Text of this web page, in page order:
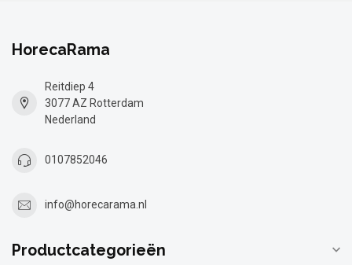
HorecaRama
Reitdiep 4
3077 AZ Rotterdam
Nederland
0107852046
info@horecarama.nl
Productcategorieën